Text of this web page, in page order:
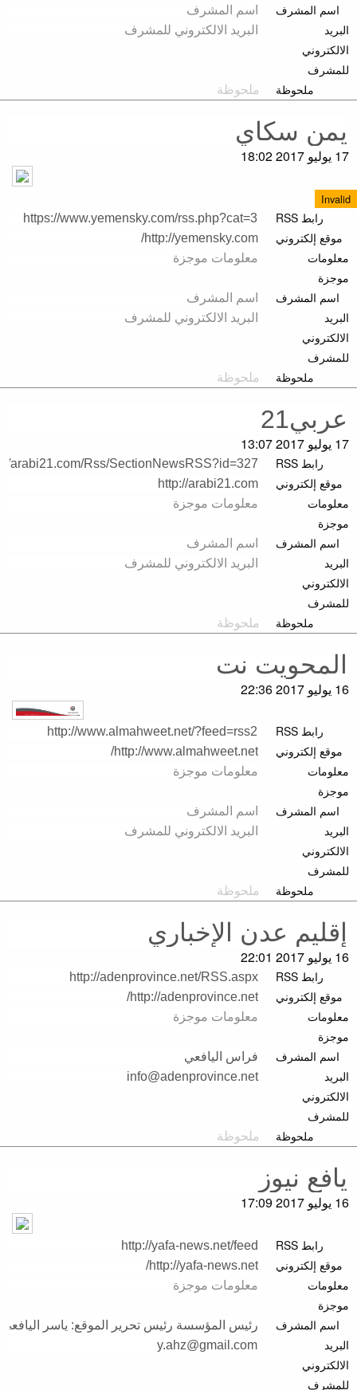
اسم المشرف
البريد
الالكتروني
للمشرف
ملحوظة
17 يوليو 2017 18:02
Invalid
رابط RSS
موقع إلكتروني
معلومات
موجزة
اسم المشرف
البريد
الالكتروني
للمشرف
ملحوظة
17 يوليو 2017 13:07
رابط RSS
موقع إلكتروني
معلومات
موجزة
اسم المشرف
البريد
الالكتروني
للمشرف
ملحوظة
16 يوليو 2017 22:36
رابط RSS
موقع إلكتروني
معلومات
موجزة
اسم المشرف
البريد
الالكتروني
للمشرف
ملحوظة
16 يوليو 2017 22:01
رابط RSS
موقع إلكتروني
معلومات
موجزة
اسم المشرف
البريد
الالكتروني
للمشرف
ملحوظة
16 يوليو 2017 17:09
رابط RSS
موقع إلكتروني
معلومات
موجزة
اسم المشرف
البريد
الالكتروني
للمشرف